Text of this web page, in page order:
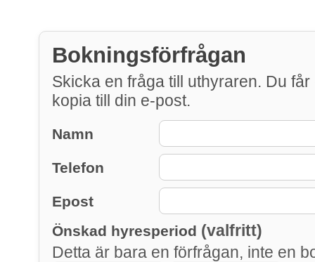
Bokningsförfrågan
Skicka en fråga till uthyraren. Du får
kopia till din e-post.
Namn
Telefon
Epost
Önskad hyresperiod (valfritt)
Detta är bara en förfrågan, inte en